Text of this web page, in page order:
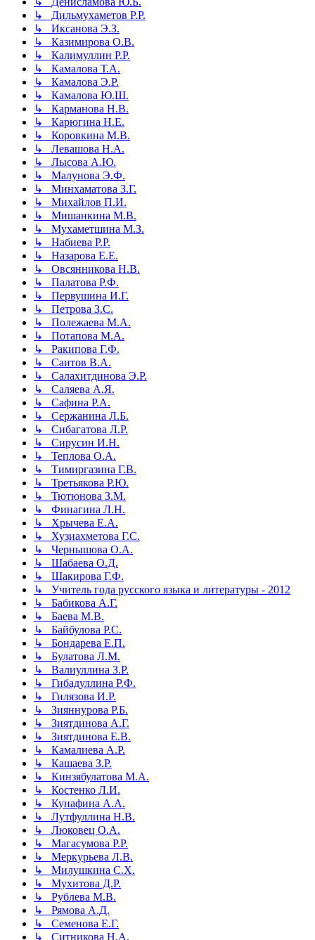
↳ Дильмухаметов Р.Р.
↳ Иксанова Э.З.
↳ Казимирова О.В.
↳ Калимуллин Р.Р.
↳ Камалова Т.А.
↳ Камалова Э.Р.
↳ Камалова Ю.Ш.
↳ Карманова Н.В.
↳ Карюгина Н.Е.
↳ Коровкина М.В.
↳ Левашова Н.А.
↳ Лысова А.Ю.
↳ Малунова Э.Ф.
↳ Минхаматова З.Г.
↳ Михайлов П.И.
↳ Мишанкина М.В.
↳ Мухаметшина М.З.
↳ Набиева Р.Р.
↳ Назарова Е.Е.
↳ Овсянникова Н.В.
↳ Палатова Р.Ф.
↳ Первушина И.Г.
↳ Петрова З.С.
↳ Полежаева М.А.
↳ Потапова М.А.
↳ Ракипова Г.Ф.
↳ Саитов В.А.
↳ Салахитдинова Э.Р.
↳ Саляева А.Я.
↳ Сафина Р.А.
↳ Сержанина Л.Б.
↳ Сибагатова Л.Р.
↳ Сирусин И.Н.
↳ Теплова О.А.
↳ Тимиргазина Г.В.
↳ Третьякова Р.Ю.
↳ Тютюнова З.М.
↳ Финагина Л.Н.
↳ Хрычева Е.А.
↳ Хузиахметова Г.С.
↳ Чернышова О.А.
↳ Шабаева О.Д.
↳ Шакирова Г.Ф.
↳ Учитель года русского языка и литературы - 2012
↳ Бабикова А.Г.
↳ Баева М.В.
↳ Байбулова Р.С.
↳ Бондарева Е.П.
↳ Булатова Л.М.
↳ Валиуллина З.Р.
↳ Гибадуллина Р.Ф.
↳ Гилязова И.Р.
↳ Зияннурова Р.Б.
↳ Зиятдинова А.Г.
↳ Зиятдинова Е.В.
↳ Камалиева А.Р.
↳ Кашаева З.Р.
↳ Кинзябулатова М.А.
↳ Костенко Л.И.
↳ Кунафина А.А.
↳ Лутфуллина Н.В.
↳ Люковец О.А.
↳ Магасумова Р.Р.
↳ Меркурьева Л.В.
↳ Милушкина С.Х.
↳ Мухитова Д.Р.
↳ Рублева М.В.
↳ Рямова А.Д.
↳ Семенова Е.Г.
↳ Ситникова Н.А.